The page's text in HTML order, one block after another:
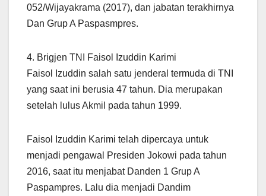
052/Wijayakrama (2017), dan jabatan terakhirnya
Dan Grup A Paspasmpres.
4. Brigjen TNI Faisol Izuddin Karimi
Faisol Izuddin salah satu jenderal termuda di TNI
yang saat ini berusia 47 tahun. Dia merupakan
setelah lulus Akmil pada tahun 1999.
Faisol Izuddin Karimi telah dipercaya untuk
menjadi pengawal Presiden Jokowi pada tahun
2016, saat itu menjabat Danden 1 Grup A
Paspampres. Lalu dia menjadi Dandim